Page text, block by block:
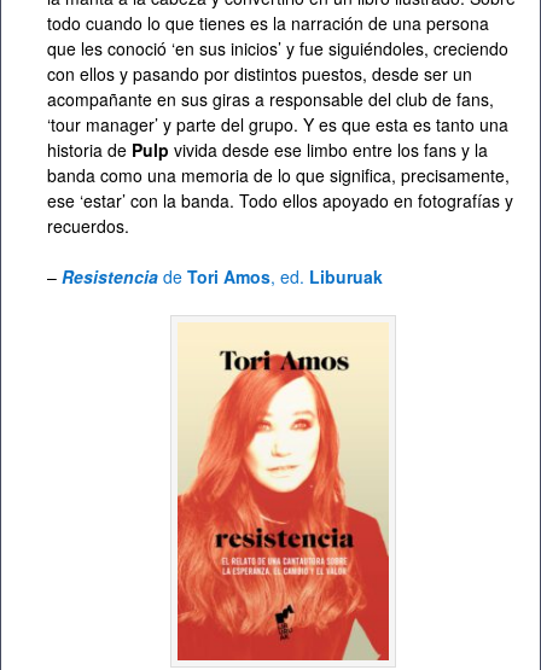
todo cuando lo que tienes es la narración de una persona
que les conoció ‘en sus inicios’ y fue siguiéndoles, creciendo
con ellos y pasando por distintos puestos, desde ser un
acompañante en sus giras a responsable del club de fans,
‘tour manager’ y parte del grupo. Y es que esta es tanto una
historia de Pulp vivida desde ese limbo entre los fans y la
banda como una memoria de lo que significa, precisamente,
ese ‘estar’ con la banda. Todo ellos apoyado en fotografías y
recuerdos.
– Resistencia de Tori Amos, ed. Liburuak